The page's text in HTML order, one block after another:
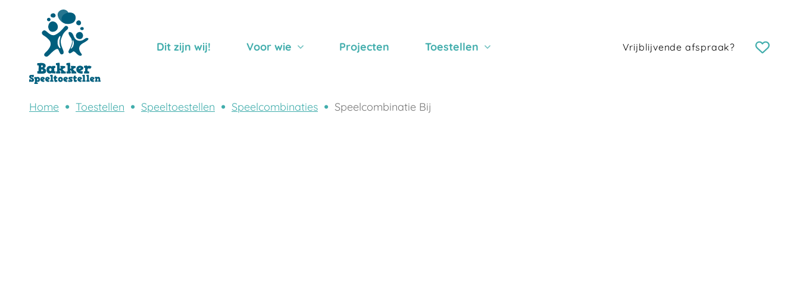
Dit zijn wij! Voor wie Projecten Toestellen Vrijblijvende afspraak?
Home Toestellen Speeltoestellen Speelcombinaties Speelcombinatie Bij